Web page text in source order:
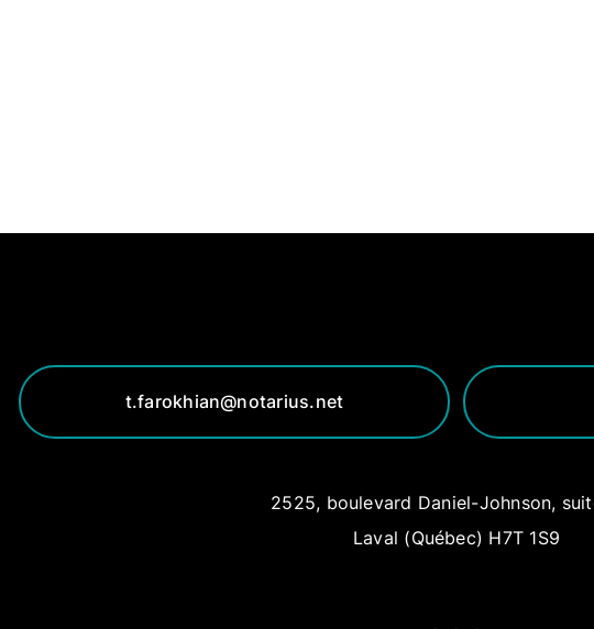
t.farokhian@notarius.net
2525, boulevard Daniel-Johnson,
Laval (Québec) H7T 1S9